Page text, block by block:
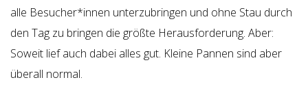
alle Besucher*innen unterzubringen und ohne Stau durch
den Tag zu bringen die größte Herausforderung. Aber:
Soweit lief auch dabei alles gut. Kleine Pannen sind aber
überall normal.